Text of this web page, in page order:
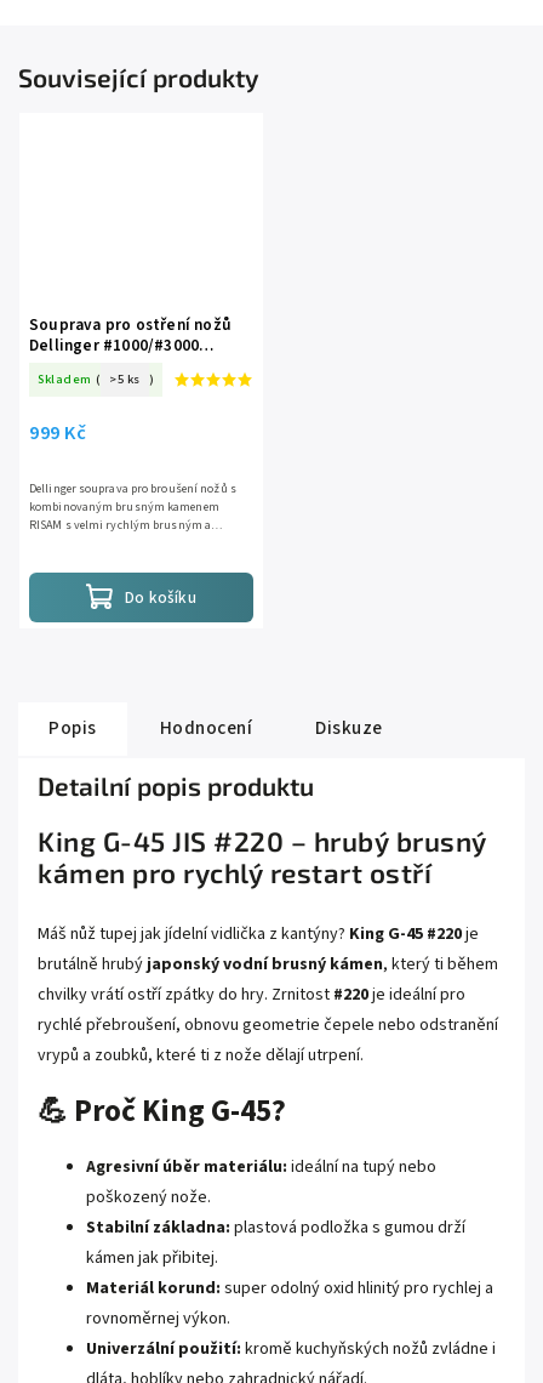
Související produkty
Souprava pro ostření nožů
Dellinger #1000/#3000
kámen, stojánek a vodítko
Skladem ( >5 ks )
999 Kč
Do košíku
Dellinger souprava pro broušení nožů s
kombinovaným brusným kamenem
RISAM s velmi rychlým brusným a
udržení úhlu...
Popis Hodnocení Diskuze
Detailní popis produktu
King G-45 JIS #220 – hrubý brusný
kámen pro rychlý restart ostří
Máš nůž tupej jak jídelní vidlička z kantýny? King G-45 #220je
brutálně hrubýjaponský vodní brusný kámen, který ti během
chvilky vrátí ostří zpátky do hry. Zrnitost #220je ideální pro
rychlé přebroušení, obnovu geometrie čepele nebo odstranění
vrypů a zoubků, které ti z nože dělají utrpení.
💪 Proč King G-45?
Agresivní úběr materiálu: ideální na tupý nebo
poškozený nože.
Stabilní základna: plastová podložka s gumou drží
kámen jak přibitej.
Materiál korund: super odolný oxid hlinitý pro rychlej a
rovnoměrnej výkon.
Univerzální použití: kromě kuchyňských nožů zvládne i